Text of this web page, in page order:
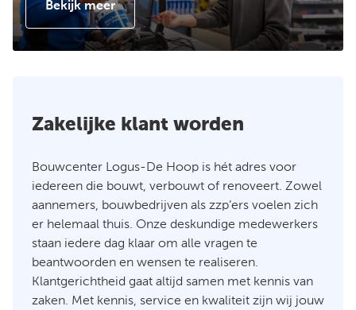
Bekijk meer
Zakelijke klant worden
Bouwcenter Logus-De Hoop is hét adres voor
iedereen die bouwt, verbouwt of renoveert. Zowel
aannemers, bouwbedrijven als zzp’ers voelen zich
er helemaal thuis. Onze deskundige medewerkers
staan iedere dag klaar om alle vragen te
beantwoorden en wensen te realiseren.
Klantgerichtheid gaat altijd samen met kennis van
zaken. Met kennis, service en kwaliteit zijn wij jouw